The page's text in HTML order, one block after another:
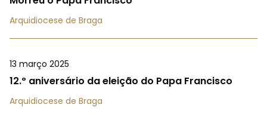
Arquidiocese de Braga
13 março 2025
12.º aniversário da eleição do Papa Francisco
Arquidiocese de Braga